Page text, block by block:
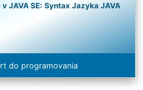
JAVA SE: Syntax Jazyka JAVA
do programovania